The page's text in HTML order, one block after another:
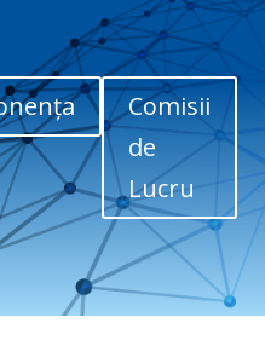
Comisii
de
Lucru